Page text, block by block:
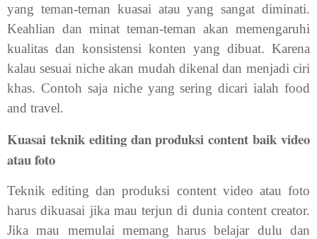
yang teman-teman kuasai atau yang sangat diminati.
Keahlian dan minat teman-teman akan memengaruhi
kualitas dan konsistensi konten yang dibuat. Karena
kalau sesuai niche akan mudah dikenal dan menjadi ciri
khas. Contoh saja niche yang sering dicari ialah food
and travel.
Kuasai teknik editing dan produksi content baik video
atau foto
Teknik editing dan produksi content video atau foto
harus dikuasai jika mau terjun di dunia content creator.
Jika mau memulai memang harus belajar dulu dan